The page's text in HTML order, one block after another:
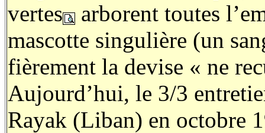
vertes
arborent toutes
mascotte singulière (un
fièrement la devise « ne
Aujourd’hui, le 3/3
Rayak (Liban) en octobre